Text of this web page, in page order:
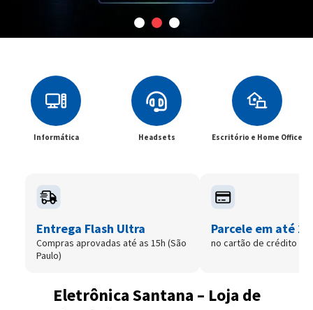
Informática Headsets Escritório e Home Office
Entrega Flash Ultra
Compras aprovadas até as 15h (São
Paulo)
Parcele em até
no cartão de crédito
Eletrônica Santana – Loja de